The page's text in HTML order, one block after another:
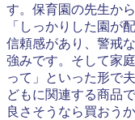
す。保育園の先生か
「しっかりした園が
信頼感があり、警戒
強みです。そして家
って」といった形で
どもに関連する商品
良さそうなら買おう